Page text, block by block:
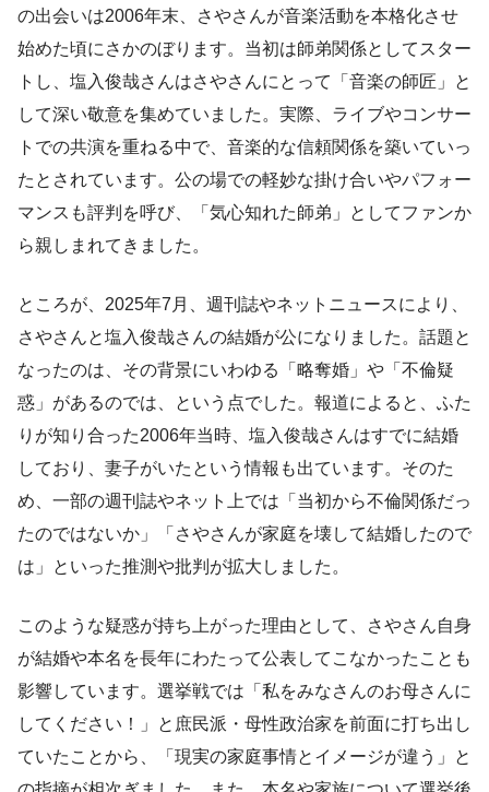
の出会いは2006年末、さやさんが音楽活動を本格化させ
始めた頃にさかのぼります。当初は師弟関係としてスター
トし、塩入俊哉さんはさやさんにとって「音楽の師匠」と
して深い敬意を集めていました。実際、ライブやコンサー
トでの共演を重ねる中で、音楽的な信頼関係を築いていっ
たとされています。公の場での軽妙な掛け合いやパフォー
マンスも評判を呼び、「気心知れた師弟」としてファンか
ら親しまれてきました。
ところが、2025年7月、週刊誌やネットニュースにより、
さやさんと塩入俊哉さんの結婚が公になりました。話題と
なったのは、その背景にいわゆる「略奪婚」や「不倫疑
惑」があるのでは、という点でした。報道によると、ふた
りが知り合った2006年当時、塩入俊哉さんはすでに結婚
しており、妻子がいたという情報も出ています。そのた
め、一部の週刊誌やネット上では「当初から不倫関係だっ
たのではないか」「さやさんが家庭を壊して結婚したので
は」といった推測や批判が拡大しました。
このような疑惑が持ち上がった理由として、さやさん自身
が結婚や本名を長年にわたって公表してこなかったことも
影響しています。選挙戦では「私をみなさんのお母さんに
してください！」と庶民派・母性政治家を前面に打ち出し
ていたことから、「現実の家庭事情とイメージが違う」と